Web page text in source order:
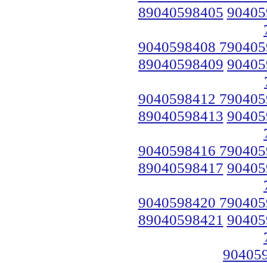
89040598405
9040598408
89040598409
9040598412
89040598413
9040598416
89040598417
9040598420
89040598421